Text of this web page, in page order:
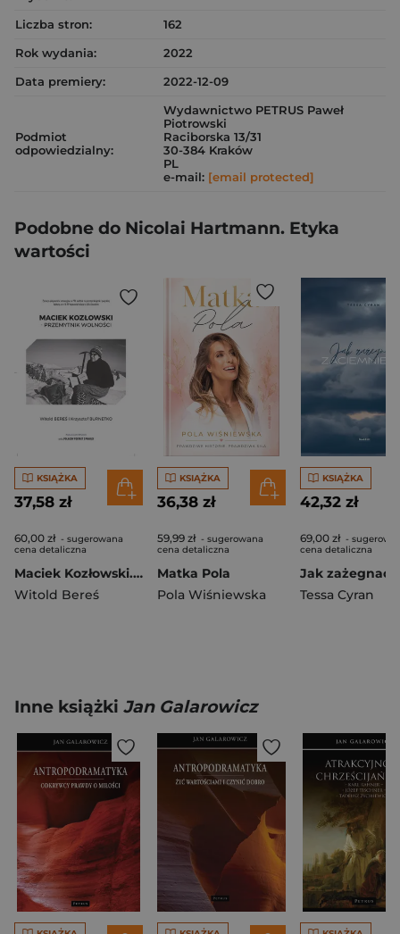
Liczba stron:
162
Rok wydania:
2022
Data premiery:
2022-12-09
Podmiot
odpowiedzialny:
Wydawnictwo PETRUS Paweł
Piotrowski
Raciborska 13/31
30-384 Kraków
PL
e-mail: [email protected]
Podobne do Nicolai Hartmann. Etyka
wartości
KSIĄŻKA
37,58 zł
60,00 zł - sugerowana
cena detaliczna
Maciek Kozłowski. Przemytnik wolności
Witold Bereś
KSIĄŻKA
36,38 zł
59,99 zł - sugerowana
cena detaliczna
Matka Pola
Pola Wiśniewska
KSIĄŻKA
42,32 zł
69,00 zł -
cena detaliczna
Tessa Cyran
Inne książki Jan Galarowicz